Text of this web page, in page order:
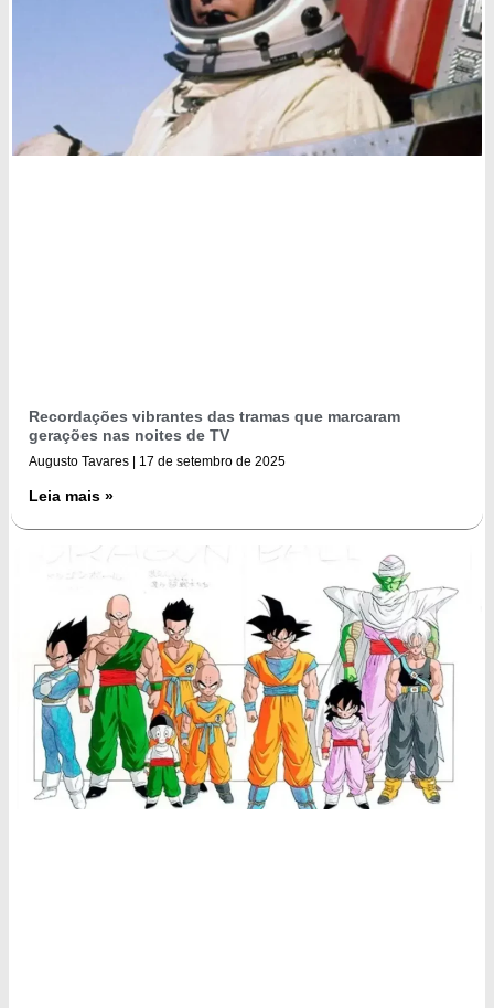
Recordações vibrantes das tramas que marcaram
gerações nas noites de TV
Augusto Tavares 17 de setembro de 2025
Leia mais »